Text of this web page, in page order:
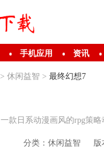
手机应用 资讯
> 休闲益智 > 最终幻想7
一款日系动漫画风的rpg策略
分类： 休闲益智
版